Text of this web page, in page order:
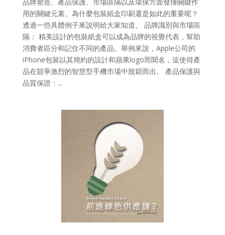
用的關鍵元素。為什麼包裝紙盒印刷還是如此的重要呢？
透過一些具體例子來說明給大家知道。 品牌識別與市場區
隔： 精美設計的包裝紙盒可以成為品牌的視覺代表，幫助
消費者區分和記住不同的產品。舉例來說，Apple公司的
iPhone包裝以其簡約的設計和蘋果logo而聞名，這使得產
品在競爭激烈的智慧型手機市場中脫穎而出。 產品保護與
品質保證：...